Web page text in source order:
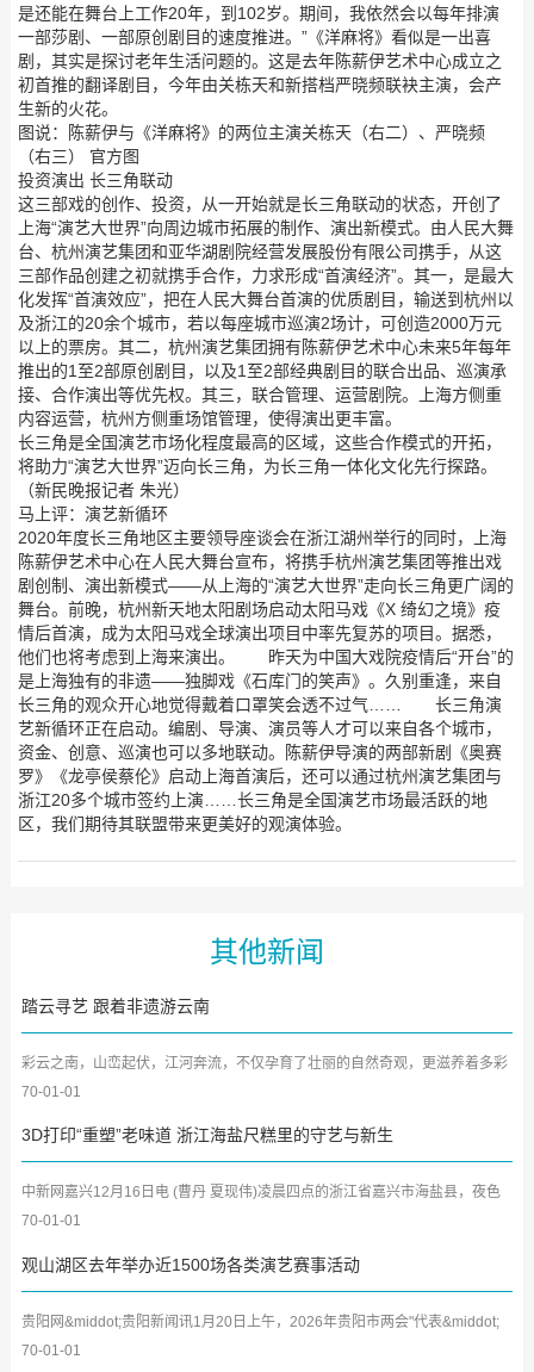
是还能在舞台上工作20年，到102岁。期间，我依然会以每年排演
一部莎剧、一部原创剧目的速度推进。”《洋麻将》看似是一出喜
剧，其实是探讨老年生活问题的。这是去年陈薪伊艺术中心成立之
初首推的翻译剧目，今年由关栋天和新搭档严晓频联袂主演，会产
生新的火花。
图说：陈薪伊与《洋麻将》的两位主演关栋天（右二）、严晓频
（右三） 官方图
投资演出 长三角联动
这三部戏的创作、投资，从一开始就是长三角联动的状态，开创了
上海“演艺大世界”向周边城市拓展的制作、演出新模式。由人民大舞
台、杭州演艺集团和亚华湖剧院经营发展股份有限公司携手，从这
三部作品创建之初就携手合作，力求形成“首演经济”。其一，是最大
化发挥“首演效应”，把在人民大舞台首演的优质剧目，输送到杭州以
及浙江的20余个城市，若以每座城市巡演2场计，可创造2000万元
以上的票房。其二，杭州演艺集团拥有陈薪伊艺术中心未来5年每年
推出的1至2部原创剧目，以及1至2部经典剧目的联合出品、巡演承
接、合作演出等优先权。其三，联合管理、运营剧院。上海方侧重
内容运营，杭州方侧重场馆管理，使得演出更丰富。
长三角是全国演艺市场化程度最高的区域，这些合作模式的开拓，
将助力“演艺大世界”迈向长三角，为长三角一体化文化先行探路。
（新民晚报记者 朱光）
马上评：演艺新循环
2020年度长三角地区主要领导座谈会在浙江湖州举行的同时，上海
陈薪伊艺术中心在人民大舞台宣布，将携手杭州演艺集团等推出戏
剧创制、演出新模式——从上海的“演艺大世界”走向长三角更广阔的
舞台。前晚，杭州新天地太阳剧场启动太阳马戏《X 绮幻之境》疫
情后首演，成为太阳马戏全球演出项目中率先复苏的项目。据悉，
他们也将考虑到上海来演出。 昨天为中国大戏院疫情后“开台”的
是上海独有的非遗——独脚戏《石库门的笑声》。久别重逢，来自
长三角的观众开心地觉得戴着口罩笑会透不过气…… 长三角演
艺新循环正在启动。编剧、导演、演员等人才可以来自各个城市，
资金、创意、巡演也可以多地联动。陈薪伊导演的两部新剧《奥赛
罗》《龙亭侯蔡伦》启动上海首演后，还可以通过杭州演艺集团与
浙江20多个城市签约上演……长三角是全国演艺市场最活跃的地
区，我们期待其联盟带来更美好的观演体验。
其他新闻
踏云寻艺 跟着非遗游云南
彩云之南，山峦起伏，江河奔流，不仅孕育了壮丽的自然奇观，更滋养着多彩
的民族文化。云南非物质...
70-01-01
3D打印“重塑”老味道 浙江海盐尺糕里的守艺与新生
中新网嘉兴12月16日电 (曹丹 夏现伟)凌晨四点的浙江省嘉兴市海盐县，夜色
微凉，武原街道"尝相思"...
70-01-01
观山湖区去年举办近1500场各类演艺赛事活动
贵阳网&middot;贵阳新闻讯1月20日上午，2026年贵阳市两会"代表&middot;
委员&middot;局长通道"在贵...
70-01-01